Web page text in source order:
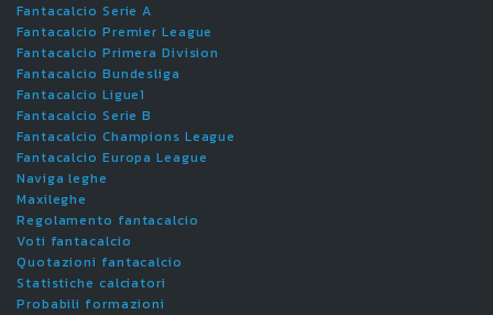
Fantacalcio Serie A
Fantacalcio Premier League
Fantacalcio Primera Division
Fantacalcio Bundesliga
Fantacalcio Ligue1
Fantacalcio Serie B
Fantacalcio Champions League
Fantacalcio Europa League
Naviga leghe
Maxileghe
Regolamento fantacalcio
Voti fantacalcio
Quotazioni fantacalcio
Statistiche calciatori
Probabili formazioni